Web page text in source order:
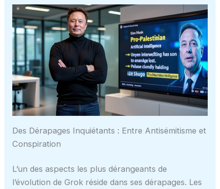
Des Dérapages Inquiétants : Entre Antisémitisme et
Conspiration
L’un des aspects les plus dérangeants de
l’évolution de Grok réside dans ses dérapages. Les